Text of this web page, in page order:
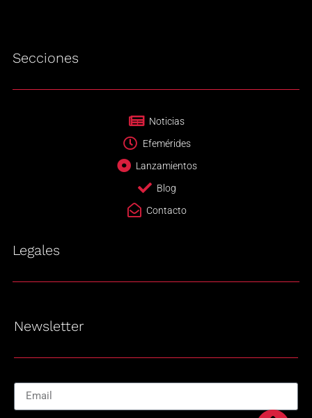
Secciones
Noticias
Efemérides
Lanzamientos
Blog
Contacto
Legales
Newsletter